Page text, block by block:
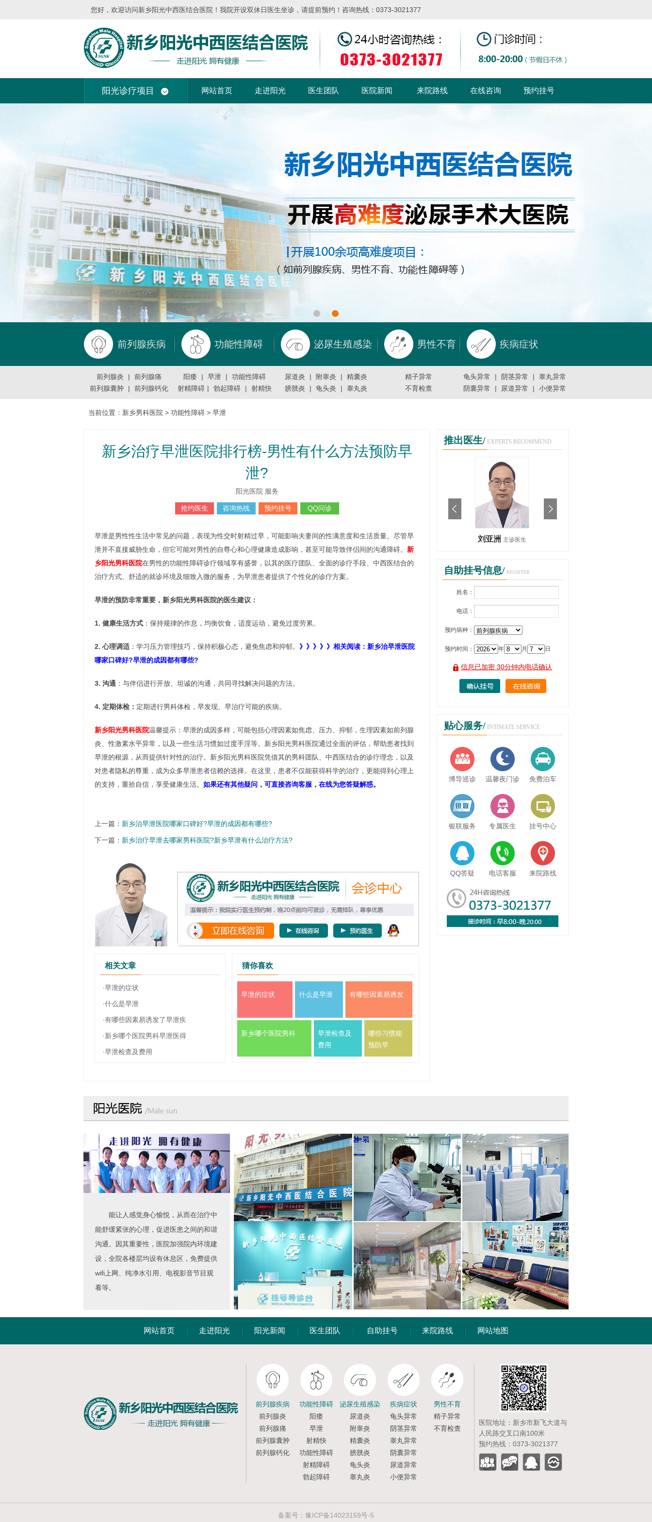
您好，欢迎访问新乡阳光中西医结合医院！我院开设双休日医生坐诊，请提前预约！咨询热线：0373-3021377
阳光诊疗项目 网站首页 走进阳光 医生团队 医院新闻 来院路线 在线咨询 预约挂号
前列腺疾病
前列腺炎 |
前列腺痛
前列腺囊肿
| 前列腺钙化
功能性障碍
阳痿 | 早泄 |
功能性障碍
射精障碍 | 勃起障碍 | 射精快
泌尿生殖感染
尿道炎 | 附睾炎 |
精囊炎
膀胱炎
| 龟头炎 | 睾丸炎
男性不育
精子异常
不育检查
疾病症状
龟头异常 | 阴茎异常 |
睾丸异常
阴囊异常
| 尿道异常 | 小便异常
当前位置： 新乡男科医院 > 功能性障碍 > 早泄
新乡治疗早泄医院排行榜-男性有什么方法预防早
泄?
阳光医院 服务
抢约医生 咨询热线 预约挂号 QQ问诊
早泄是男性性生活中常见的问题，表现为性交时射精过早，可能影响夫妻间的性满意度和生活质量。尽管早
泄并不直接威胁生命，但它可能对男性的自尊心和心理健康造成影响，甚至可能导致伴侣间的沟通障碍。 新
乡阳光男科医院在男性的功能性障碍诊疗领域享有盛誉，以其的医疗团队、全面的诊疗手段、中西医结合的
治疗方式、舒适的就诊环境及细致入微的服务，为早泄患者提供了个性化的诊疗方案。
早泄的预防非常重要，新乡阳光男科医院的医生建议：
1. 健康生活方式 ：保持规律的作息，均衡饮食，适度运动，避免过度劳累。
2. 心理调适 ：学习压力管理技巧，保持积极心态，避免焦虑和抑郁。 》》》》》相关阅读：新乡治早泄医院
哪家口碑好?早泄的成因都有哪些?
3. 沟通 ：与伴侣进行开放、坦诚的沟通，共同寻找解决问题的方法。
4. 定期体检： 定期进行男科体检，早发现、早治疗可能的疾病。
新乡阳光男科医院温馨提示：早泄的成因多样，可能包括心理因素如焦虑、压力、抑郁，生理因素如前列腺
炎、性激素水平异常，以及一些生活习惯如过度手淫等。新乡阳光男科医院通过全面的评估，帮助患者找到
早泄的根源，从而提供针对性的治疗。新乡阳光男科医院凭借其的男科团队、中西医结合的诊疗理念，以及
对患者隐私的尊重，成为众多早泄患者信赖的选择。在这里，患者不仅能获得科学的治疗，更能得到心理上
的支持，重拾自信，享受健康生活。 如果还有其他疑问，可直接咨询客服，在线为您答疑解惑。
上一篇： 新乡治早泄医院哪家口碑好?早泄的成因都有哪些?
下一篇： 新乡治疗早泄去哪家男科医院?新乡早泄有什么治疗方法?
相关文章
·早泄的症状
·什么是早泄
·有哪些因素易诱发了早泄疾
·新乡哪个医院男科早泄医得
·早泄检查及费用
猜你喜欢
早泄的症状 什么是早泄 有哪些因素易诱发
新乡哪个医院男科
早泄检查及
费用
哪些习惯能
预防早
推出医生/ EXPERTS RECOMMEND
刘亚洲 主诊医生
自助挂号信息/ REGISTER
姓名：
电话：
预约病种：
预约时间： 年 月 日
信息已加密 30分钟内电话确认
贴心服务/ INTIMATE SERVICE
博导巡诊 温馨夜门诊 免费泊车
银联服务 专属医生 挂号中心
QQ答疑 电话客服 来院路线
能让人感觉身心愉悦，从而在治疗中
能舒缓紧张的心理，促进医患之间的和谐
沟通。因其重要性，医院加强院内环境建
设，全院各楼层均设有休息区，免费提供
wifi上网、纯净水引用、电视影音节目观
看等。
网站首页 走进阳光 阳光新闻 医生团队 自助挂号 来院路线 网站地图
前列腺疾病
前列腺炎
前列腺痛
前列腺囊肿
前列腺钙化
功能性障碍
阳痿
早泄
射精快
功能性障碍
射精障碍
勃起障碍
泌尿生殖感染
尿道炎
附睾炎
精囊炎
膀胱炎
龟头炎
睾丸炎
疾病症状
龟头异常
阴茎异常
睾丸异常
阴囊异常
尿道异常
小便异常
男性不育
精子异常
不育检查
医院地址：新乡市新飞大道与
人民路交叉口南100米
预约热线：0373-3021377
备案号： 豫ICP备14023159号-5